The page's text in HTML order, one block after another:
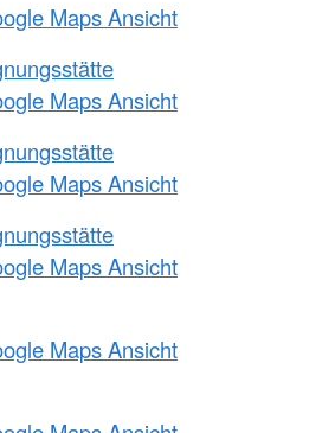
Maps Ansicht
Maps Ansicht
Maps Ansicht
Maps Ansicht
Maps Ansicht